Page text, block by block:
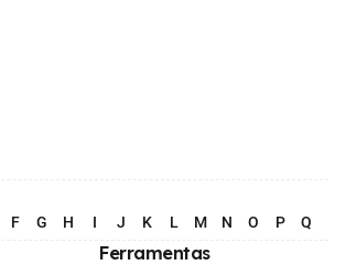
F G H I J K L M N O P Q
Ferramentas